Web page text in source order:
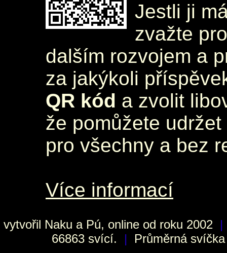
Jestli ji
zvažte
dalším rozvojem a
za jakýkoli
QR kód a zvolit
že pomůžete
pro všechny a bez
Více informací
vytvořil Naku a Pú, online od roku 2002 |
66863 svící.
| Průměrná